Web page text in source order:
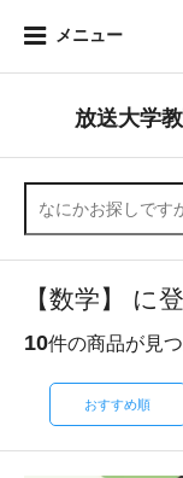
メニュー
放送大学
【数学】 に
10件の商品が見
おすすめ順